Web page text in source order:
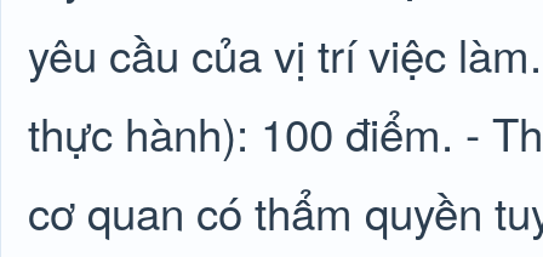
yêu cầu của vị trí việc
thực hành): 100 điểm. -
cơ quan có thẩm quyền